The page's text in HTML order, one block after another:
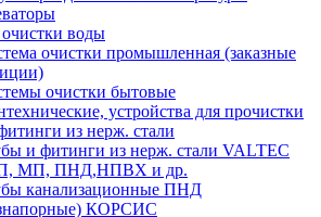
воды
очистки промышленная (заказные
очистки бытовые
устройства для прочистки
из нерж. стали
и фитинги из нерж. стали VALTEC
МП, ПНД,НПВХ и др.
канализационные ПНД
КОРСИС